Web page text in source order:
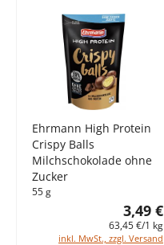
Ehrmann High Protein
Crispy Balls
Milchschokolade ohne
Zucker
55 g
3,49 €
63,45 €/1 kg
inkl. MwSt., zzgl. Versand